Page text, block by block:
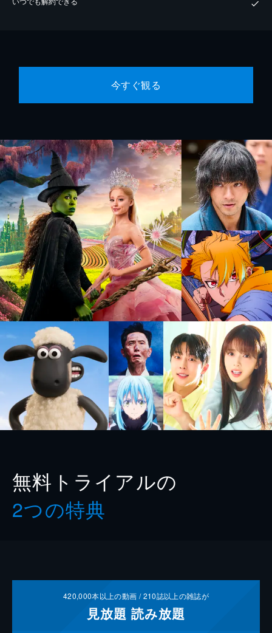
今すぐ観る
無料トライアルの
2つの特典
420,000本以上の動画 /210誌以上の雑誌が
見放題 読み放題